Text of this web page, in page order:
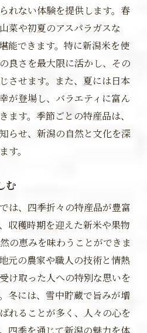
れない体験を提供します。春
菜や初夏のアスパラガスな
能できます。特に新潟米を使
良さを最大限に活かし、その
させます。また、夏には日本
が登場し、バラエティに富ん
ます。季節ごとの特産品は、
らせ、新潟の自然と文化を深
す。
む
は、四季折々の特産品が豊富
収穫時期を迎えた新米や果物
の恵みを味わうことができま
元の農家や職人の技術と情熱
け取った人への特別な思いを
冬には、雪中貯蔵で旨みが増
れることが多く、人々の心を
四季を通じて新潟の魅力を体